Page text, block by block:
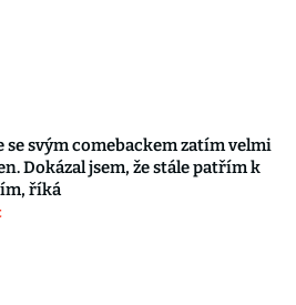
se svým comebackem zatím velmi
Dokázal jsem, že stále patřím k
říká